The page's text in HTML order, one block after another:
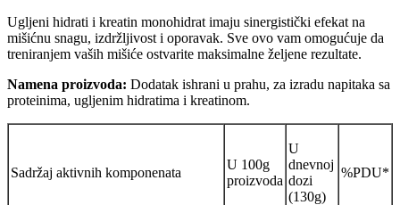
Ugljeni hidrati i kreatin monohidrat imaju sinergistički efekat na
mišićnu snagu, izdržljivost i oporavak. Sve ovo vam omogućuje da
treniranjem vaših mišiće ostvarite maksimalne željene rezultate.
Namena proizvoda: Dodatak ishrani u prahu, za izradu napitaka sa
proteinima, ugljenim hidratima i kreatinom.
Sadržaj aktivnih komponenata
U 100g
proizvoda
U
dnevnoj
dozi
(130g)
%PDU*